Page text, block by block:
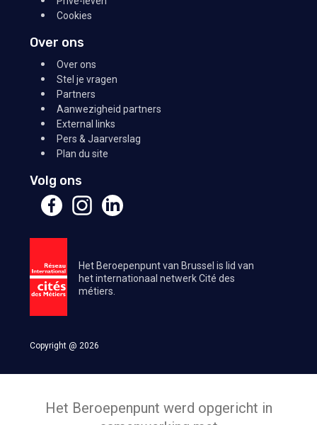
Cookies
Over ons
Over ons
Stel je vragen
Partners
Aanwezigheid partners
External links
Pers & Jaarverslag
Plan du site
Volg ons
Het Beroepenpunt van Brussel is lid van
het internationaal netwerk Cité des
métiers.
Copyright @ 2026
Het Beroepenpunt werd opgericht in